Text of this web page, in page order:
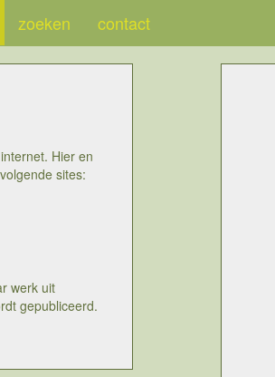
zoeken contact
Hier en
sites:
werk uit
gepubliceerd.